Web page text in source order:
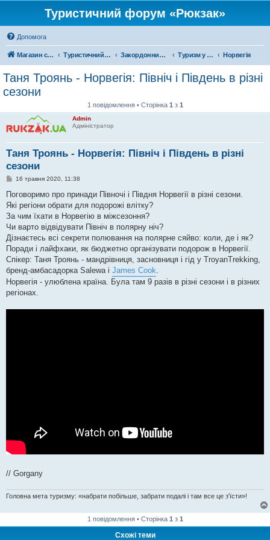
Туристичний форум «Рюкзак»
Допомога
Магазин спорядження Туристичний форум «Рюкзак» Закордонний туризм Туризм у Європі Норвегія
Таня Троянь - Норвегія: Північ і Південь в різні
сезони
1 повідомлення • Сторінка 1 з 1
Admin
Адміністратор
Таня Троянь - Норвегія: Північ і Південь в різні
сезони
П
в
д
о
л
е
н
я
16 травня 2020, 11:38
Поговоримо про принади Півночі і Півдня Норвегії в різні сезони.
Які регіони обрати для подорожі влітку?
За чим їхати в Норвегію в міжсезоння?
Чи варто відвідувати Північ в полярну ніч?
Дізнаєтесь всі секрети полювання на полярне сяйво: коли, де і як?
Поради і лайфхаки, як бюджетно організувати подорож в Норвегії.
Спікер: Таня Троянь - мандрівниця, засновниця і гід у TroyanTrekking,
бренд-амбасадорка Salewa і James Cook.
Норвегія - улюблена країна. Була там 9 разів в різні сезони і в різних
регіонах.
// Gorgany
Головна мета туризму: «набрати побільше, забрати подалі і там все це з'їсти»!
1 повідомлення • Сторінка 1 з 1
Схожі теми